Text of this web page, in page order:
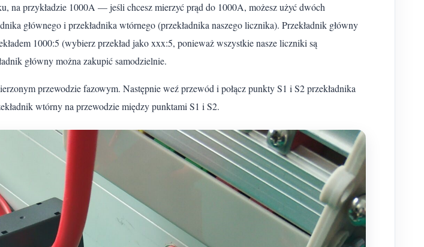
na przykładzie 1000A — jeśli chcesz mierzyć prąd do 1000A, możesz użyć dwóch
głównego i przekładnika wtórnego (przekładnika naszego licznika). Przekładnik główny
1000:5 (wybierz przekład jako xxx:5, ponieważ wszystkie nasze liczniki są
główny można zakupić samodzielnie.
przewodzie fazowym. Następnie weź przewód i połącz punkty S1 i S2 przekładnika
wtórny na przewodzie między punktami S1 i S2.